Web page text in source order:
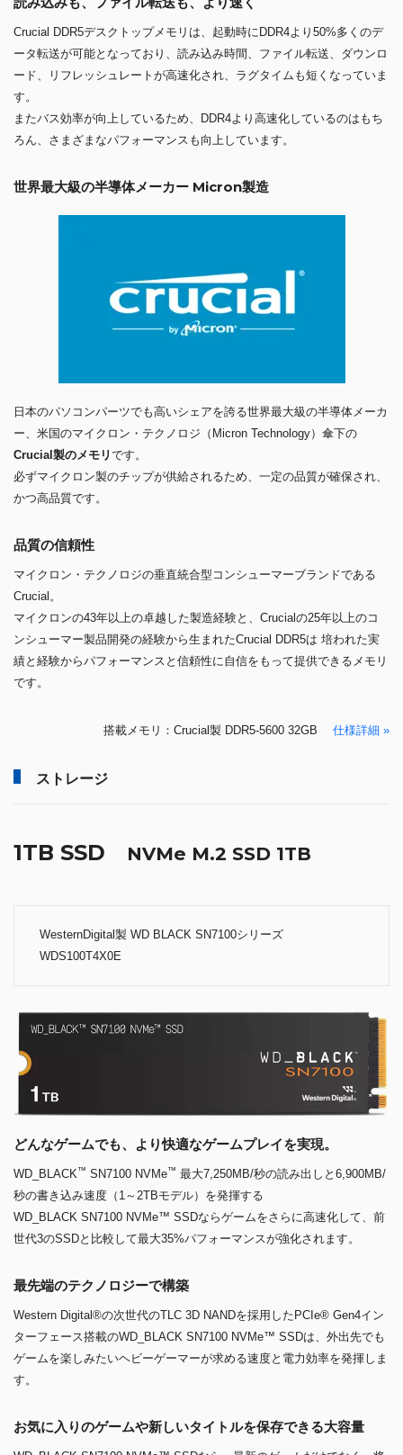
Crucial DDR5デスクトップメモリは、起動時にDDR4より50%多くのデ
ータ転送が可能となっており、読み込み時間、ファイル転送、ダウンロ
ード、リフレッシュレートが高速化され、ラグタイムも短くなっていま
す。
またバス効率が向上しているため、DDR4より高速化しているのはもち
ろん、さまざまなパフォーマンスも向上しています。
世界最大級の半導体メーカー Micron製造
日本のパソコンパーツでも高いシェアを誇る世界最大級の半導体メーカ
ー、米国のマイクロン・テクノロジ（Micron Technology）傘下の
Crucial製のメモリです。
必ずマイクロン製のチップが供給されるため、一定の品質が確保され、
かつ高品質です。
品質の信頼性
マイクロン・テクノロジの垂直統合型コンシューマーブランドである
Crucial。
マイクロンの43年以上の卓越した製造経験と、Crucialの25年以上のコ
ンシューマー製品開発の経験から生まれたCrucial DDR5は 培われた実
績と経験からパフォーマンスと信頼性に自信をもって提供できるメモリ
です。
搭載メモリ：Crucial製 DDR5-5600 32GB 仕様詳細 »
ストレージ
1TB SSD NVMe M.2 SSD 1TB
WesternDigital製 WD BLACK SN7100シリーズ
WDS100T4X0E
どんなゲームでも、より快適なゲームプレイを実現。
WD_BLACK™ SN7100 NVMe™ 最大7,250MB/秒の読み出しと6,900MB/
秒の書き込み速度（1～2TBモデル）を発揮する
WD_BLACK SN7100 NVMe™ SSDならゲームをさらに高速化して、前
世代3のSSDと比較して最大35%パフォーマンスが強化されます。
最先端のテクノロジーで構築
Western Digital®の次世代のTLC 3D NANDを採用したPCIe® Gen4イン
ターフェース搭載のWD_BLACK SN7100 NVMe™ SSDは、外出先でも
ゲームを楽しみたいヘビーゲーマーが求める速度と電力効率を発揮しま
す。
お気に入りのゲームや新しいタイトルを保存できる大容量